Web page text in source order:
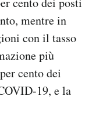
mentre in
con il tasso
più
cento dei
19, e la